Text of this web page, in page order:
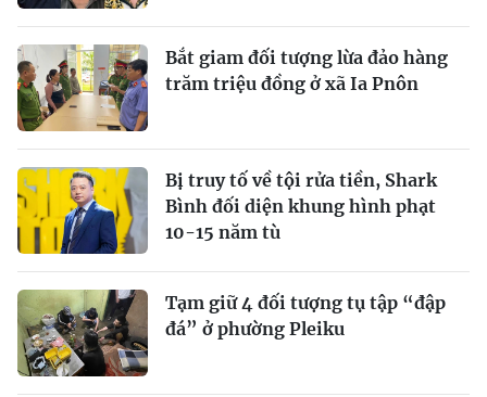
Bắt giam đối tượng lừa đảo hàng
trăm triệu đồng ở xã Ia Pnôn
Bị truy tố về tội rửa tiền, Shark
Bình đối diện khung hình phạt
10-15 năm tù
Tạm giữ 4 đối tượng tụ tập “đập
đá” ở phường Pleiku